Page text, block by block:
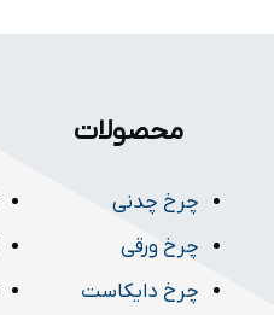
محصولات
چرخ چدنی
چرخ ورقی
چرخ دایکاست